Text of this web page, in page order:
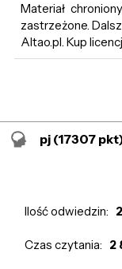
Materiał
zastrzeżone.
Altao.pl. Kup
pj (17307
Ilość odwiedzin:
Czas czytania: 2